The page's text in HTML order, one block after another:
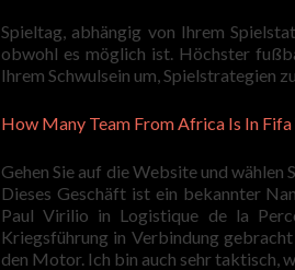
Spieltag, abhängig von Ihrem
obwohl es möglich ist. Höchster
Ihrem Schwulsein um, Spielstrategien
How Many Team From Africa Is In
Gehen Sie auf die Website und
Dieses Geschäft ist ein bekannter
Paul Virilio in Logistique de la
Kriegsführung in Verbindung
den Motor. Ich bin auch sehr taktisch,